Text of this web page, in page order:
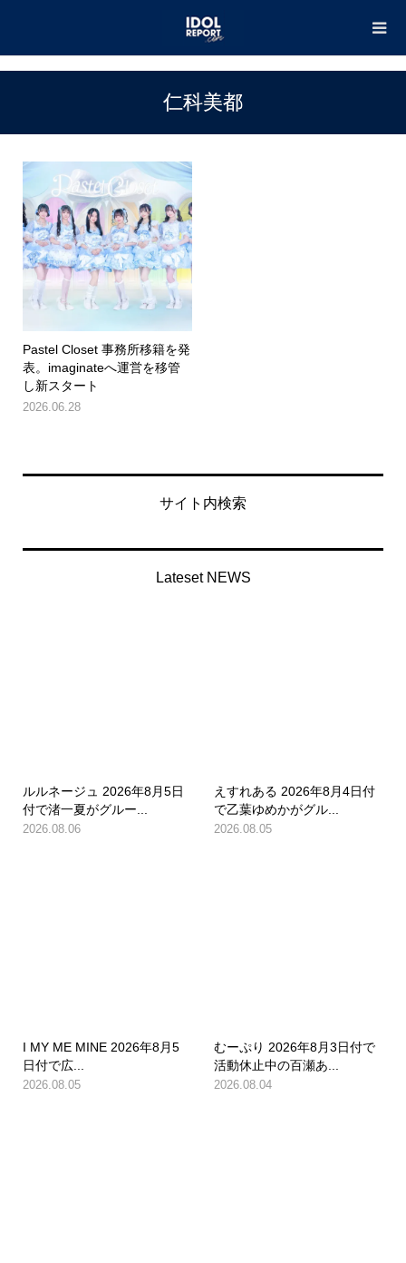
仁科美都
Pastel Closet 事務所移籍を発
表。imaginateへ運営を移管
し新スタート
2026.06.28
サイト内検索
Lateset NEWS
ルルネージュ 2026年8月5日
付で渚一夏がグルー...
2026.08.06
えすれある 2026年8月4日付
で乙葉ゆめかがグル...
2026.08.05
I MY ME MINE 2026年8月5
日付で広...
2026.08.05
むーぷり 2026年8月3日付で
活動休止中の百瀬あ...
2026.08.04